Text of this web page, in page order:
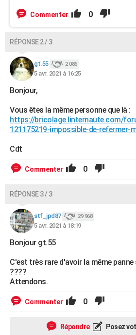
Commenter 0
RÉPONSE 2 / 3
gt.55 2 086
5 avr. 2021 à 16:25
Bonjour,
Vous êtes la même personne que là :
https://bricolage.linternaute.com/
121175219-impossible-de-refermer-
Cdt
Commenter 0
RÉPONSE 3 / 3
stf_jpd87 29 968
5 avr. 2021 à 18:19
Bonjour gt.55
C'est très rare d'avoir la même panne
????
Attendons.
Commenter 0
Répondre Posez